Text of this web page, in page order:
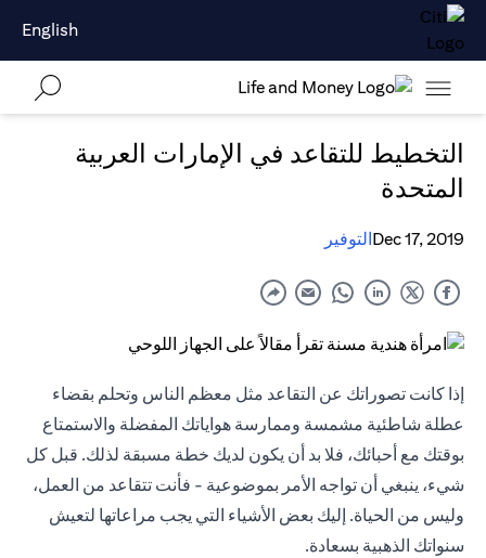
English
التخطيط للتقاعد في الإمارات العربية
المتحدة
Dec 17, 2019التوفير
إذا كانت تصوراتك عن التقاعد مثل معظم الناس وتحلم بقضاء
عطلة شاطئية مشمسة وممارسة هواياتك المفضلة والاستمتاع
بوقتك مع أحبائك، فلا بد أن يكون لديك خطة مسبقة لذلك. قبل كل
شيء، ينبغي أن تواجه الأمر بموضوعية - فأنت تتقاعد من العمل،
وليس من الحياة. إليك بعض الأشياء التي يجب مراعاتها لتعيش
سنواتك الذهبية بسعادة.